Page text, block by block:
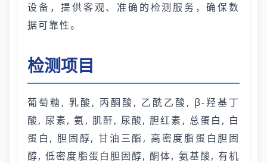
设备，提供客观、准确的检测服务，确保数
据可靠性。
检测项目
葡萄糖, 乳酸, 丙酮酸, 乙酰乙酸, β-羟基丁
酸, 尿素, 氨, 肌酐, 尿酸, 胆红素, 总蛋白, 白
蛋白, 胆固醇, 甘油三酯, 高密度脂蛋白胆固
醇, 低密度脂蛋白胆固醇, 酮体, 氨基酸, 有机